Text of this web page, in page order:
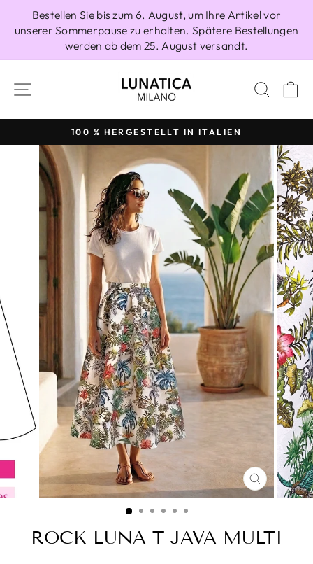
Inhalt
Bestellen Sie bis zum 6. August, um Ihre Artikel vor
unserer Sommerpause zu erhalten. Spätere Bestellungen
werden ab dem 25. August versandt.
SEITENNAVIGATION
Pause
Diashow
100 % HERGESTELLT IN ITALIEN
ESC)
ROCK LUNA T JAVA MULTI